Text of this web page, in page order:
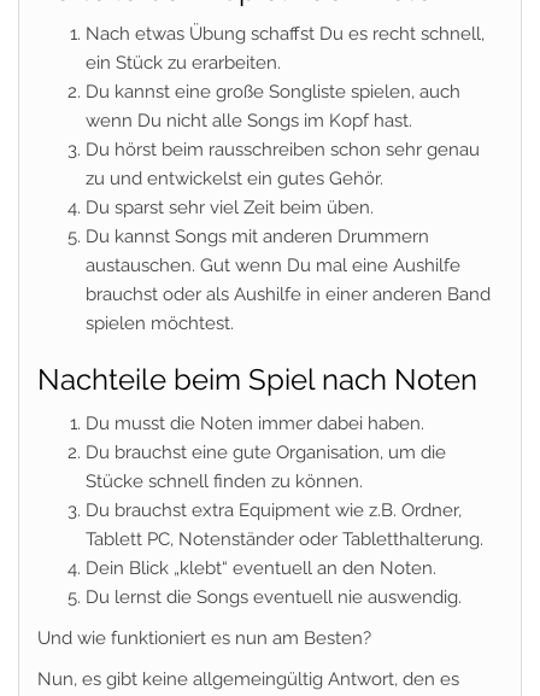
Nach etwas Übung schaffst Du es recht schnell,
ein Stück zu erarbeiten.
Du kannst eine große Songliste spielen, auch
wenn Du nicht alle Songs im Kopf hast.
Du hörst beim rausschreiben schon sehr genau
zu und entwickelst ein gutes Gehör.
Du sparst sehr viel Zeit beim üben.
Du kannst Songs mit anderen Drummern
austauschen. Gut wenn Du mal eine Aushilfe
brauchst oder als Aushilfe in einer anderen Band
spielen möchtest.
Nachteile beim Spiel nach Noten
Du musst die Noten immer dabei haben.
Du brauchst eine gute Organisation, um die
Stücke schnell finden zu können.
Du brauchst extra Equipment wie z.B. Ordner,
Tablett PC, Notenständer oder Tabletthalterung.
Dein Blick „klebt“ eventuell an den Noten.
Du lernst die Songs eventuell nie auswendig.
Und wie funktioniert es nun am Besten?
Nun, es gibt keine allgemeingültig Antwort, den es